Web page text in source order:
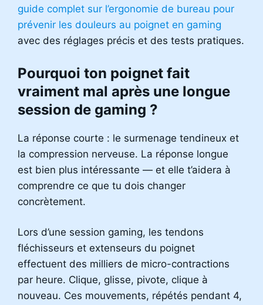
guide complet sur l’ergonomie de bureau pour
prévenir les douleurs au poignet en gaming
avec des réglages précis et des tests pratiques.
Pourquoi ton poignet fait
vraiment mal après une longue
session de gaming ?
La réponse courte : le surmenage tendineux et
la compression nerveuse. La réponse longue
est bien plus intéressante — et elle t’aidera à
comprendre ce que tu dois changer
concrètement.
Lors d’une session gaming, les tendons
fléchisseurs et extenseurs du poignet
effectuent des milliers de micro-contractions
par heure. Clique, glisse, pivote, clique à
nouveau. Ces mouvements, répétés pendant 4,